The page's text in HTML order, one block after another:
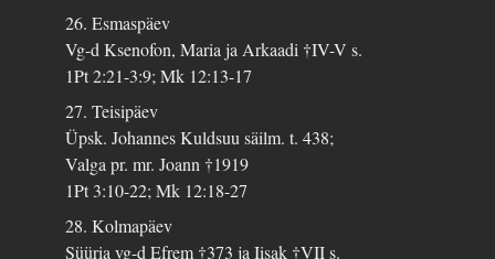
26. Esmaspäev
Vg-d Ksenofon, Maria ja Arkaadi †IV-V s.
1Pt 2:21-3:9; Mk 12:13-17
27. Teisipäev
Üpsk. Johannes Kuldsuu säilm. t. 438;
Valga pr. mr. Joann †1919
1Pt 3:10-22; Mk 12:18-27
28. Kolmapäev
Süüria vg-d Efrem †373 ja Iisak †VII s.